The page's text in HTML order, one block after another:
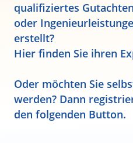
qualifiziertes
oder
erstellt?
Hier finden Sie ihren
Oder möchten Sie
werden? Dann
den folgenden Button.